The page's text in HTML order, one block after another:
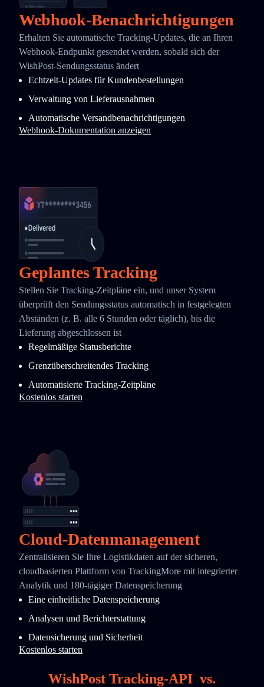
Webhook-Benachrichtigungen
Erhalten Sie automatische Tracking-Updates, die an Ihren
Webhook-Endpunkt gesendet werden, sobald sich der
WishPost-Sendungsstatus ändert
Echtzeit-Updates für Kundenbestellungen
Verwaltung von Lieferausnahmen
Automatische Versandbenachrichtigungen
Webhook-Dokumentation anzeigen
Geplantes Tracking
Stellen Sie Tracking-Zeitpläne ein, und unser System
überprüft den Sendungsstatus automatisch in festgelegten
Abständen (z. B. alle 6 Stunden oder täglich), bis die
Lieferung abgeschlossen ist
Regelmäßige Statusberichte
Grenzüberschreitendes Tracking
Automatisierte Tracking-Zeitpläne
Kostenlos starten
Cloud-Datenmanagement
Zentralisieren Sie Ihre Logistikdaten auf der sicheren,
cloudbasierten Plattform von TrackingMore mit integrierter
Analytik und 180-tägiger Datenspeicherung
Eine einheitliche Datenspeicherung
Analysen und Berichterstattung
Datensicherung und Sicherheit
Kostenlos starten
WishPost Tracking-API vs.